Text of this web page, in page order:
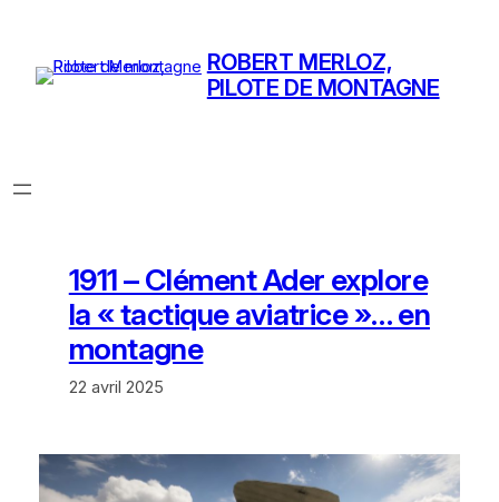
contenu
ROBERT MERLOZ,
PILOTE DE MONTAGNE
1911 – Clément Ader explore
la « tactique aviatrice »… en
montagne
22 avril 2025